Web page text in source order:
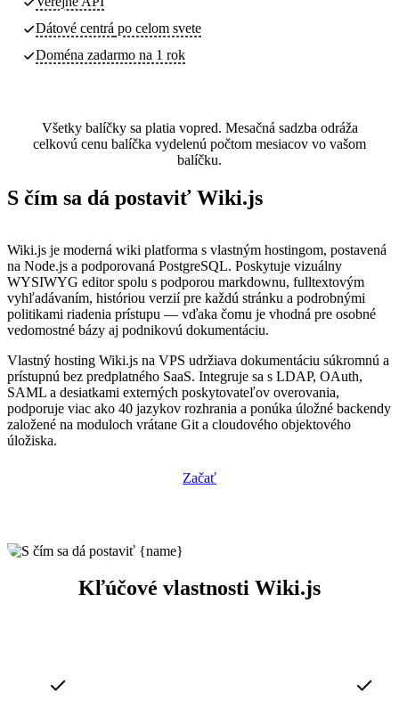
Dátové centrá po celom svete
Doména zadarmo na 1 rok
Všetky balíčky sa platia vopred. Mesačná sadzba odráža
celkovú cenu balíčka vydelenú počtom mesiacov vo vašom
balíčku.
S čím sa dá postaviť Wiki.js
Wiki.js je moderná wiki platforma s vlastným hostingom, postavená
na Node.js a podporovaná PostgreSQL. Poskytuje vizuálny
WYSIWYG editor spolu s podporou markdownu, fulltextovým
vyhľadávaním, históriou verzií pre každú stránku a podrobnými
politikami riadenia prístupu — vďaka čomu je vhodná pre osobné
vedomostné bázy aj podnikovú dokumentáciu.
Vlastný hosting Wiki.js na VPS udržiava dokumentáciu súkromnú a
prístupnú bez predplatného SaaS. Integruje sa s LDAP, OAuth,
SAML a desiatkami externých poskytovateľov overovania,
podporuje viac ako 40 jazykov rozhrania a ponúka úložné backendy
založené na moduloch vrátane Git a cloudového objektového
úložiska.
Začať
Kľúčové vlastnosti Wiki.js